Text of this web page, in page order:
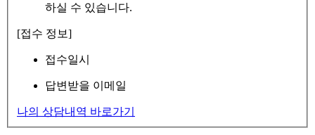
하실 수 있습니다.
[접수 정보]
접수일시
답변받을 이메일
나의 상담내역 바로가기